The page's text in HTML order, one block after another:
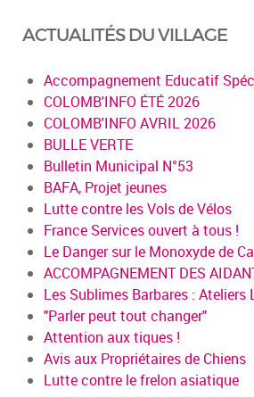
ACTUALITÉS DU VILLAGE
Accompagnement Educatif
COLOMB'INFO ÉTÉ 2026
COLOMB'INFO AVRIL 2026
BULLE VERTE
Bulletin Municipal N°53
BAFA, Projet jeunes
Lutte contre les Vols de Vélos
France Services ouvert à tous !
Le Danger sur le Monoxyde de
ACCOMPAGNEMENT DES
Les Sublimes Barbares : Ateliers
"Parler peut tout changer"
Attention aux tiques !
Avis aux Propriétaires de Chiens
Lutte contre le frelon asiatique